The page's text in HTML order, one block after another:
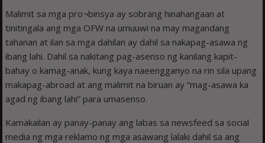
Malimit sa mga pro¬binsya ay sobrang hinahangaan at
tinitingala ang mga OFW na umuuwi na may magandang
tahanan at ilan sa mga dahilan ay dahil sa nakapag-asawa ng
ibang lahi. Dahil sa nakitang pag-asenso ng kanilang kapit-
bahay o kamag-anak, kung kaya naeengganyo na rin sila upang
makapag-abroad at ang malimit na biruan ay “mag-asawa ka
agad ng ibang lahi” para umasenso.
Kamakailan ay panay-panay ang labas sa newsfeed sa social
media ng mga reklamo ng mga asawang lalaki dahil sa ang